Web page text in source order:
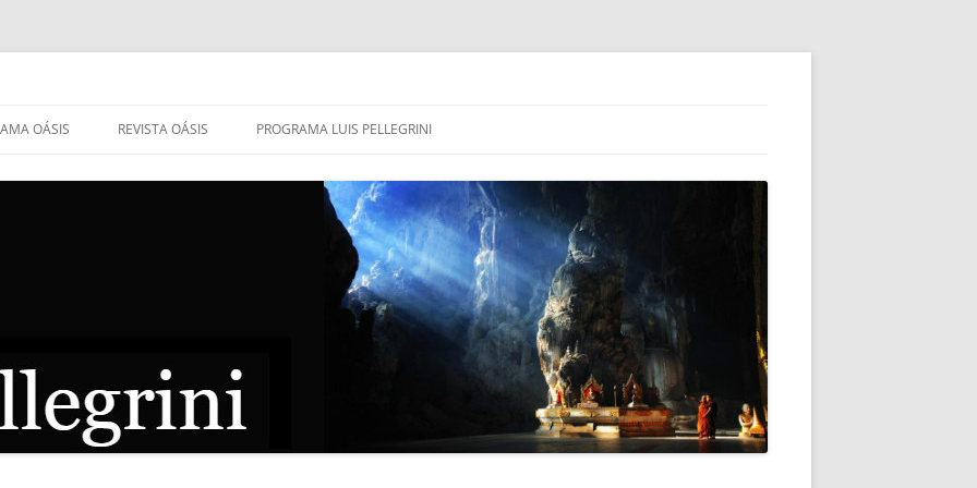
OÁSIS REVISTA OÁSIS PROGRAMA LUIS PELLEGRINI